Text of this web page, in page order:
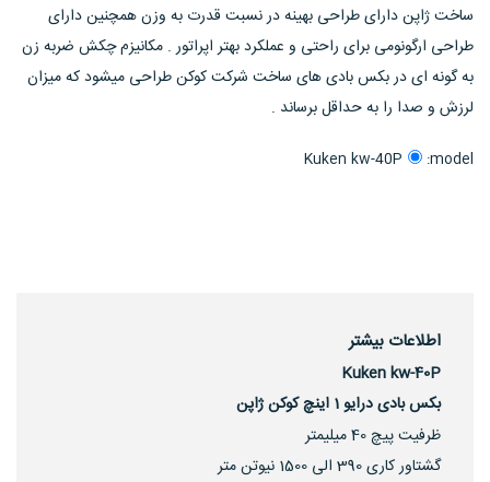
ساخت ژاپن دارای طراحی بهینه در نسبت قدرت به وزن همچنین دارای
طراحی ارگونومی برای راحتی و عملکرد بهتر اپراتور . مکانیزم چکش ضربه زن
به گونه ای در بکس بادی های ساخت شرکت کوکن طراحی میشود که میزان
لرزش و صدا را به حداقل برساند .
model:
Kuken kw-40P
اطلاعات بیشتر
Kuken kw-40P
بکس بادی درایو 1 اینچ کوکن ژاپن
ظرفیت پیچ 40 میلیمتر
گشتاور کاری 390 الی 1500 نیوتن متر